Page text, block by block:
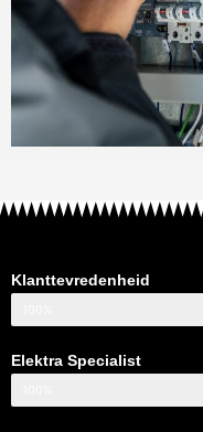
Klanttevredenheid
Elektra Specialist